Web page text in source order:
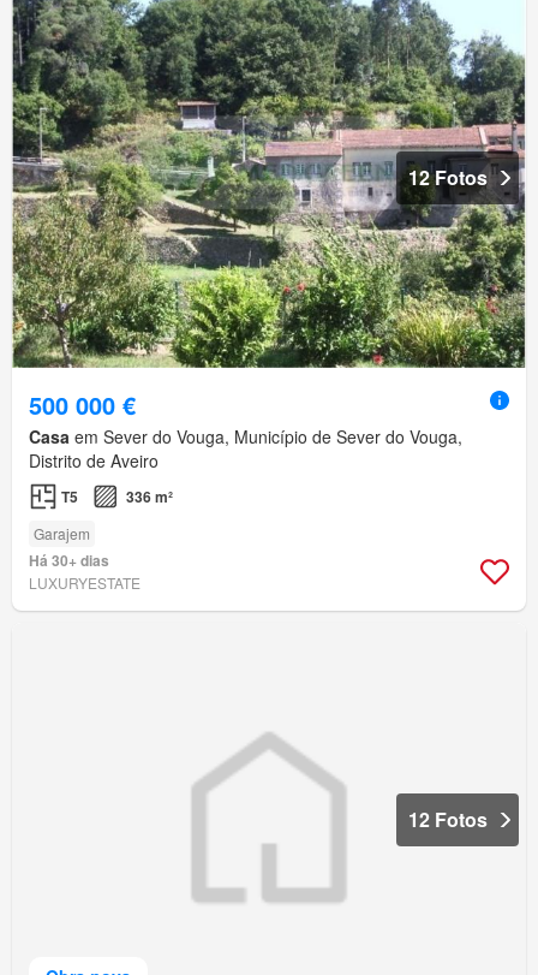
12 Fotos
500 000 €
Casa em Sever do Vouga, Município de Sever do Vouga,
Distrito de Aveiro
T5 336 m²
Garajem
Há 30+ dias
LUXURYESTATE
12 Fotos